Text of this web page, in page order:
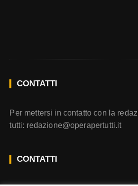
CONTATTI
Per mettersi in contatto con la
tutti: redazione@operapertutti.it
CONTATTI